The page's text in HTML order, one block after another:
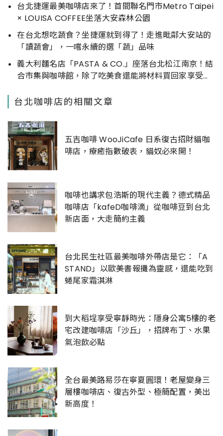
台北捷運最美咖啡店來了！首間聯名門市Metro Taipei
× LOUISA COFFEE坐落大安森林公園
在台北想吃蔬食？坐捷運就到得了！走進毗鄰大安站的
「讀蔬會」，一嚐永續的選「蔬」品味
義大利麵名店「PASTA & CO.」座落台北松江南京！結
合市集與咖啡館，除了吃美食還能將材料買回家享受自
台北咖啡店的相關文章
五吉咖啡 WooJiCafe 日系復古招財貓咖
啡店，療癒指數破表，貓奴必來開！
咖啡也講求包浩斯的現代主義？德式精品
咖啡店「kafeD咖啡滴」從咖啡豆到台北
新店面，大走簡約主義
台北民生社區最美咖啡外帶店是它：「A
STAND」以歐美書報攤為靈感，還能吃到
蜷尾家霜淇淋
到大稻埕享受寧靜時光：隱身公寓5樓的老
宅改建咖啡店「沙丘」，招牌布丁、水果
氣泡飲必點
全台最美路易莎在寧夏圓環！老屋變身三
層樓咖啡店、復古外型、極簡配置，美出
新高度！